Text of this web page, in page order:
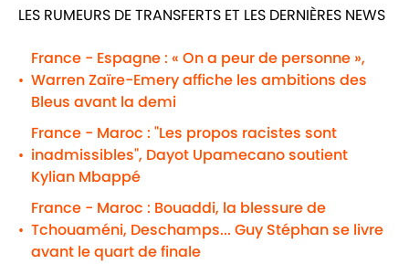
LES RUMEURS DE TRANSFERTS ET LES DERNIÈRES NEWS
•
France - Espagne : « On a peur de personne »,
Warren Zaïre-Emery affiche les ambitions des
Bleus avant la demi
•
France - Maroc : "Les propos racistes sont
inadmissibles", Dayot Upamecano soutient
Kylian Mbappé
•
France - Maroc : Bouaddi, la blessure de
Tchouaméni, Deschamps... Guy Stéphan se livre
avant le quart de finale